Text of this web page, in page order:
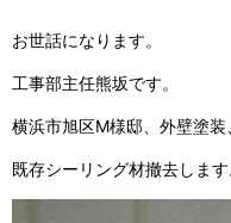
お世話になります。
工事部主任熊坂です。
横浜市旭区M様邸、外壁塗装
既存シーリング材撤去します